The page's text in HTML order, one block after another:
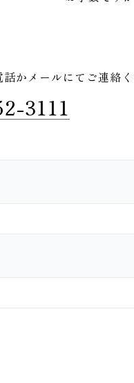
話かメールにてご連絡
3111